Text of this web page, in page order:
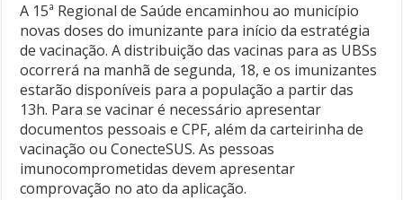
A 15ª Regional de Saúde encaminhou ao município
novas doses do imunizante para início da estratégia
de vacinação. A distribuição das vacinas para as UBSs
ocorrerá na manhã de segunda, 18, e os imunizantes
estarão disponíveis para a população a partir das
13h. Para se vacinar é necessário apresentar
documentos pessoais e CPF, além da carteirinha de
vacinação ou ConecteSUS. As pessoas
imunocomprometidas devem apresentar
comprovação no ato da aplicação.